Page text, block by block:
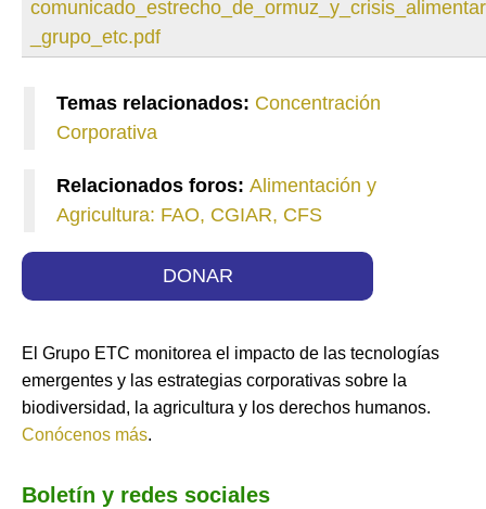
_grupo_etc.pdf
Temas relacionados: Concentración
Corporativa
Relacionados foros: Alimentación y
Agricultura: FAO, CGIAR, CFS
DONAR
El Grupo ETC monitorea el impacto de las tecnologías
emergentes y las estrategias corporativas sobre la
biodiversidad, la agricultura y los derechos humanos.
Conócenos más.
Boletín y redes sociales